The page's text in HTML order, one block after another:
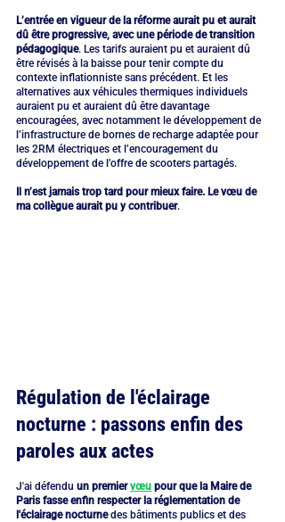
L’entrée en vigueur de la réforme aurait pu et aurait
dû être progressive, avec une période de transition
pédagogique. Les tarifs auraient pu et auraient dû
être révisés à la baisse pour tenir compte du
contexte inflationniste sans précédent. Et les
alternatives aux véhicules thermiques individuels
auraient pu et auraient dû être davantage
encouragées, avec notamment le développement de
l’infrastructure de bornes de recharge adaptée pour
les 2RM électriques et l’encouragement du
développement de l’offre de scooters partagés.
Il n’est jamais trop tard pour mieux faire. Le vœu de
ma collègue aurait pu y contribuer.
Régulation de l'éclairage
nocturne : passons enfin des
paroles aux actes
J'ai défendu un premier vœu pour que la Maire de
Paris fasse enfin respecter la réglementation de
l'éclairage nocturne des bâtiments publics et des